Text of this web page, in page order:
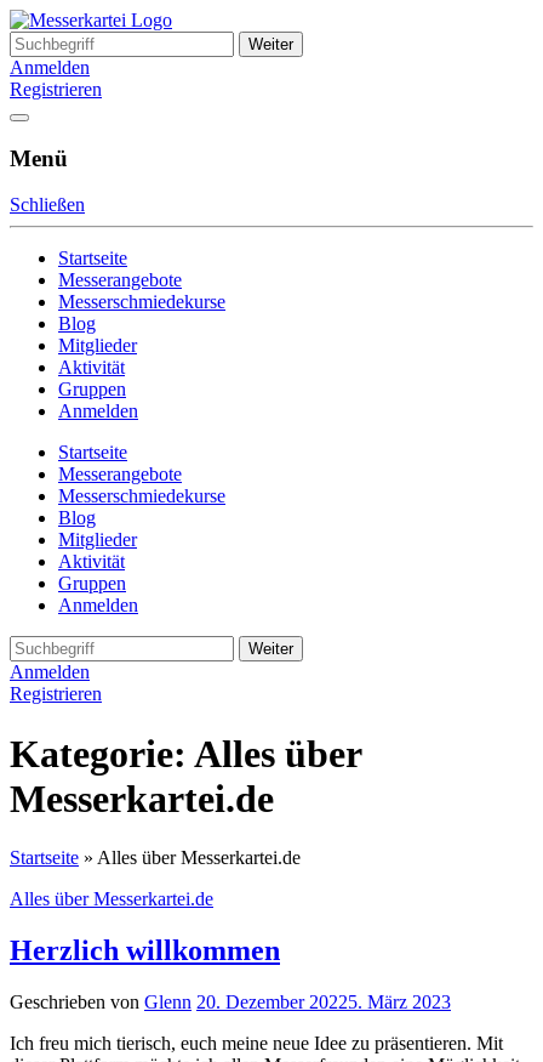
Zum
Inhalt
springen
Messerkartei
Austausch- und Verkaufsplattform
Search
for:
Anmelden
Registrieren
Menü
Schließen
Startseite
Messerangebote
Messerschmiedekurse
Blog
Mitglieder
Aktivität
Gruppen
Anmelden
Startseite
Messerangebote
Messerschmiedekurse
Blog
Mitglieder
Aktivität
Gruppen
Anmelden
Search
for:
Anmelden
Registrieren
Kategorie: Alles über
Messerkartei.de
Startseite » Alles über Messerkartei.de
Alles über Messerkartei.de
Herzlich willkommen
Geschrieben von Glenn 20. Dezember 20225. März 2023
Ich freu mich tierisch, euch meine neue Idee zu präsentieren. Mit